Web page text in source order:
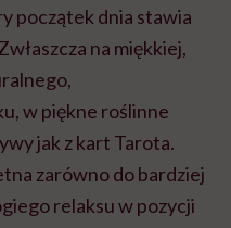
początek dnia stawia
na miękkiej,
w piękne roślinne
jak z kart Tarota.
zarówno do bardziej
relaksu w pozycji